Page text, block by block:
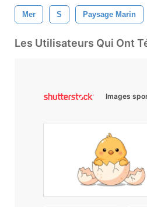
Mer S Paysage Marin
Les Utilisateurs Qui Ont
Images